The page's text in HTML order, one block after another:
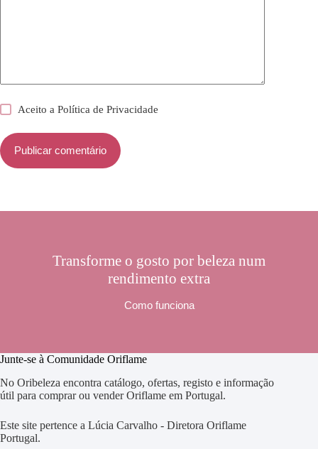
Aceito aPolítica de Privacidade
Publicar comentário
Transforme o gosto por beleza num
rendimento extra
Como funciona
Junte-se à Comunidade Oriflame
No Oribeleza encontra catálogo, ofertas, registo e informação
útil para comprar ou vender Oriflame em Portugal.
Este site pertence a Lúcia Carvalho - Diretora Oriflame
Portugal.